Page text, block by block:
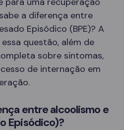
a diferença entre
Episódico (BPE)? A
questão, além de
sobre sintomas,
de internação em
entre alcoolismo e
Episódico)?